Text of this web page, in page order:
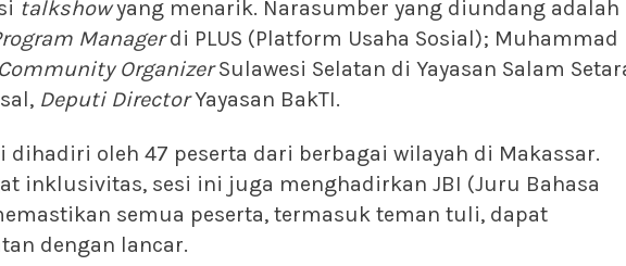
talkshowyang menarik. Narasumber yang diundang adalah
Managerdi PLUS (Platform Usaha Sosial); Muhammad
OrganizerSulawesi Selatan di Yayasan Salam
Deputi DirectorYayasan BakTI.
dihadiri oleh 47 peserta dari berbagai wilayah di Makassar.
inklusivitas, sesi ini juga menghadirkan JBI (Juru Bahasa
semua peserta, termasuk teman tuli, dapat
dengan lancar.